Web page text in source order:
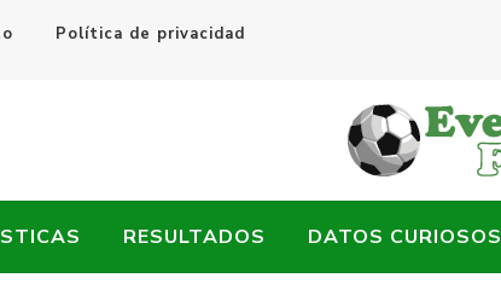
Política de privacidad
RESULTADOS DATOS CURIOSOS